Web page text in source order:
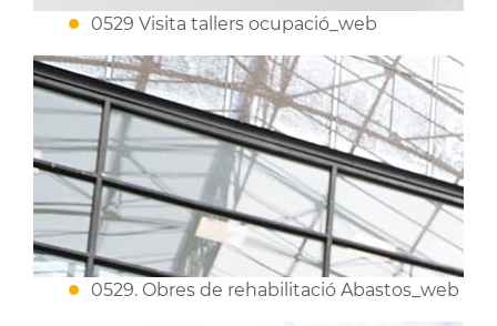
0529 Visita tallers ocupació_web
0529. Obres de rehabilitació Abastos_web